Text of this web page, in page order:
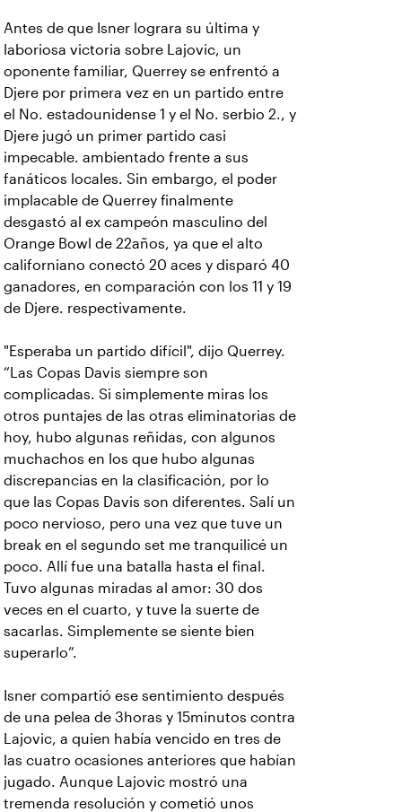
Antes de que Isner lograra su última y
laboriosa victoria sobre Lajovic, un
oponente familiar, Querrey se enfrentó a
Djere por primera vez en un partido entre
el No. estadounidense 1 y el No. serbio 2., y
Djere jugó un primer partido casi
impecable. ambientado frente a sus
fanáticos locales. Sin embargo, el poder
implacable de Querrey finalmente
desgastó al ex campeón masculino del
Orange Bowl de 22años, ya que el alto
californiano conectó 20 aces y disparó 40
ganadores, en comparación con los 11 y 19
de Djere. respectivamente.
"Esperaba un partido difícil", dijo Querrey.
“Las Copas Davis siempre son
complicadas. Si simplemente miras los
otros puntajes de las otras eliminatorias de
hoy, hubo algunas reñidas, con algunos
muchachos en los que hubo algunas
discrepancias en la clasificación, por lo
que las Copas Davis son diferentes. Salí un
poco nervioso, pero una vez que tuve un
break en el segundo set me tranquilicé un
poco. Allí fue una batalla hasta el final.
Tuvo algunas miradas al amor: 30 dos
veces en el cuarto, y tuve la suerte de
sacarlas. Simplemente se siente bien
superarlo”.
Isner compartió ese sentimiento después
de una pelea de 3horas y 15minutos contra
Lajovic, a quien había vencido en tres de
las cuatro ocasiones anteriores que habían
jugado. Aunque Lajovic mostró una
tremenda resolución y cometió unos